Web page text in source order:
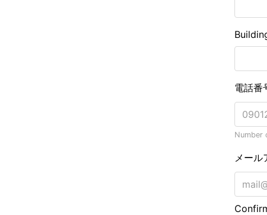
電話番
Number
メール